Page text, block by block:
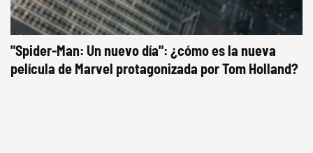
"Spider-Man: Un nuevo día": ¿cómo es la nueva
película de Marvel protagonizada por Tom Holland?